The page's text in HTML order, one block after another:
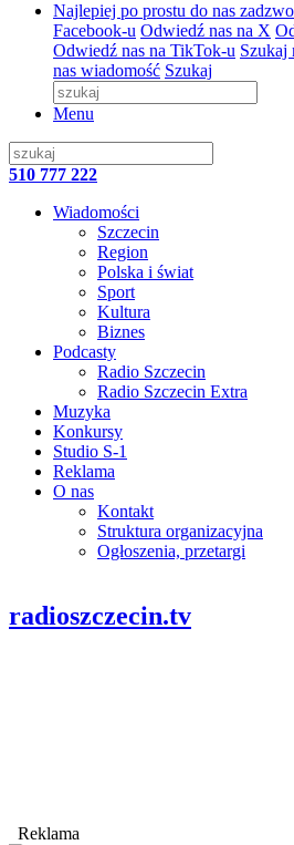
Najlepiej po prostu do nas
Facebook-u Odwiedź nas na X
Odwiedź nas na TikTok-u Szukaj
nas wiadomość Szukaj
Menu
510 777 222
Wiadomości
Szczecin
Region
Polska i świat
Sport
Kultura
Biznes
Podcasty
Radio Szczecin
Radio Szczecin Extra
Muzyka
Konkursy
Studio S-1
Reklama
O nas
Kontakt
Struktura organizacyjna
Ogłoszenia, przetargi
radioszczecin.tv
Reklama